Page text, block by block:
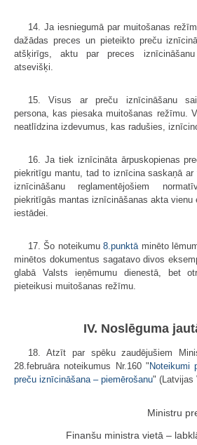
14. Ja iesniegumā par muitošanas
dažādas preces un pieteikto preču
atšķirīgs, aktu par preces
atsevišķi.
15. Visus ar preču iznīcināšanu
persona, kas piesaka muitošanas režīmu.
neatlīdzina izdevumus, kas radušies,
16. Ja tiek iznīcināta ārpuskopienas
piekritīgu mantu, tad to iznīcina saskaņā
iznīcināšanu reglamentējošiem
piekritīgās mantas iznīcināšanas akta vienu
iestādei.
17. Šo noteikumu8.punktā minēto
minētos dokumentus sagatavo divos
glabā Valsts ieņēmumu dienestā, bet
pieteikusi muitošanas režīmu.
IV. Noslēguma
18. Atzīt par spēku zaudējušiem
28.februāra noteikumus Nr.160 "Noteikumi
preču iznīcināšana – piemērošanu" (Latvijas
Ministru
Finanšu ministra vietā –